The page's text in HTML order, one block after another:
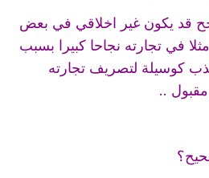
قد يكون غير اخلاقي في بعض
في تجارته نجاحا كبيرا بسبب
كوسيلة لتصريف تجارته
..